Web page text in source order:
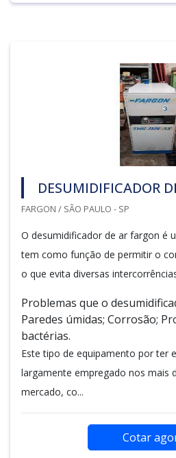
DESUMIDIFICADOR
FARGON / SÃO PAULO - SP
O desumidificador de ar fargon é
tem como função de permitir o
o que evita diversas
Problemas que o
Paredes úmidas; Corrosão;
bactérias.
Este tipo de equipamento por ter
largamente empregado nos mais
mercado, co...
Cotar